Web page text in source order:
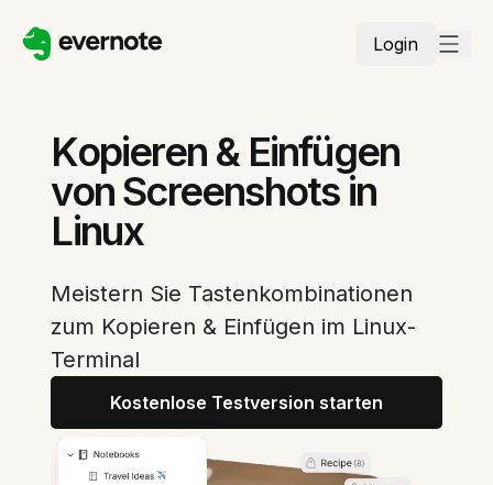
Login
Kopieren & Einfügen
von Screenshots in
Linux
Meistern Sie Tastenkombinationen
zum Kopieren & Einfügen im Linux-
Terminal
Kostenlose Testversion starten